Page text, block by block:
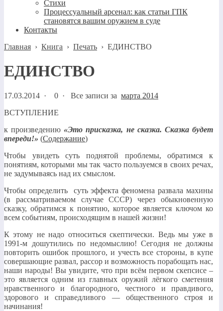
Стихи
Процессуальный арсенал: как статьи ГПК
становятся вашим оружием в суде
Контакты
Главная › Книга › Печать › ЕДИНСТВО
ЕДИНСТВО
17.03.2014 · 0 · Все записи за марта 2014
ВСТУПЛЕНИЕ
к произведению «Это присказка, не сказка. Сказка будет
впереди!» (Содержание)
Чтобы увидеть суть поднятой проблемы, обратимся к
понятиям, которыми мы так часто пользуемся в своих речах,
не задумываясь над их смыслом.
Чтобы определить суть эффекта феномена развала махины
(в рассматриваемом случае СССР) через обыкновенную
сказку, обратимся к понятию, которое является ключом ко
всем событиям, происходящим в нашей жизни!
К этому не надо относиться скептически. Ведь мы уже в
1991-м дошутились по недомыслию! Сегодня не должны
повторить ошибок прошлого, и учесть все стороны, в купе
совершающие развал, рассор и возможность порабощать нас,
наши народы! Вы увидите, что при всём первом скепсисе –
это является одним из главных оружий лёгкого сметения
нравственного и благородного, честного и правдивого,
здорового и справедливого — общественного строя и
начинания!